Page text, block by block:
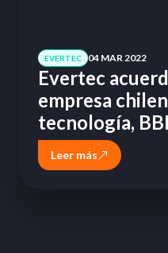
EVERTEC 04 MAR 2022
Evertec
empresa
tecnología,
Leer más